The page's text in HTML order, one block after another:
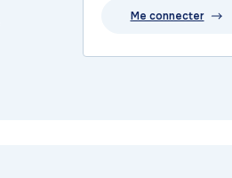
Me connecter